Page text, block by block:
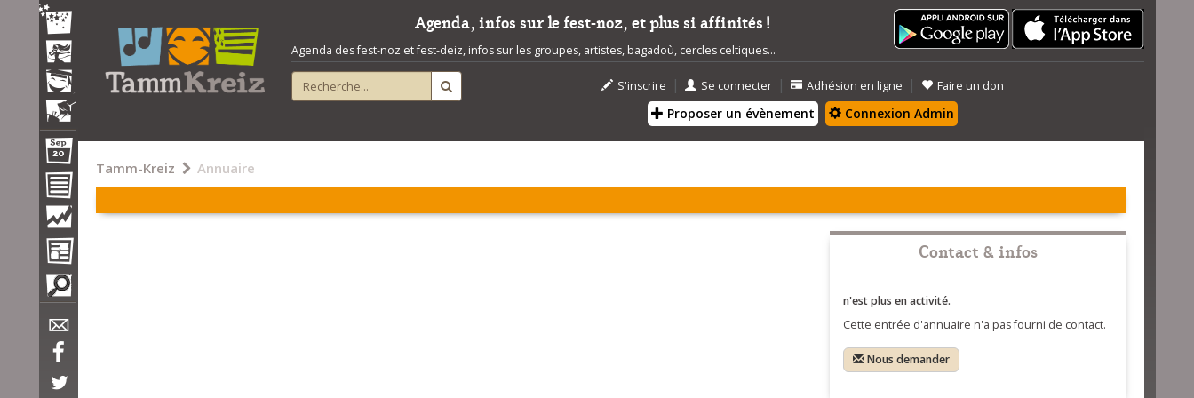
Agenda, infos sur le fest-noz, et plus si affinités !
Agenda des fest-noz et fest-deiz, infos sur les groupes, artistes, bagadoù, cercles celtiques...
S'inscrire | Se connecter | Adhésion en ligne | Faire un don
Proposer un évènement Connexion Admin
Tamm-Kreiz Annuaire
Contact & infos
n'est plus en activité.
Cette entrée d'annuaire n'a pas fourni de contact.
Nous demander